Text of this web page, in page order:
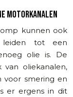
MOTORKANALEN
kunnen ook
tot een
olie is. De
oliekanalen,
voor smering en
er ergens in dit